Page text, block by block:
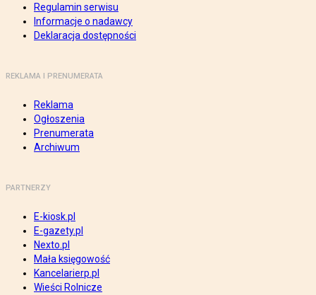
Regulamin serwisu
Informacje o nadawcy
Deklaracja dostępności
REKLAMA I PRENUMERATA
Reklama
Ogłoszenia
Prenumerata
Archiwum
PARTNERZY
E-kiosk.pl
E-gazety.pl
Nexto.pl
Mała księgowość
Kancelarierp.pl
Wieści Rolnicze